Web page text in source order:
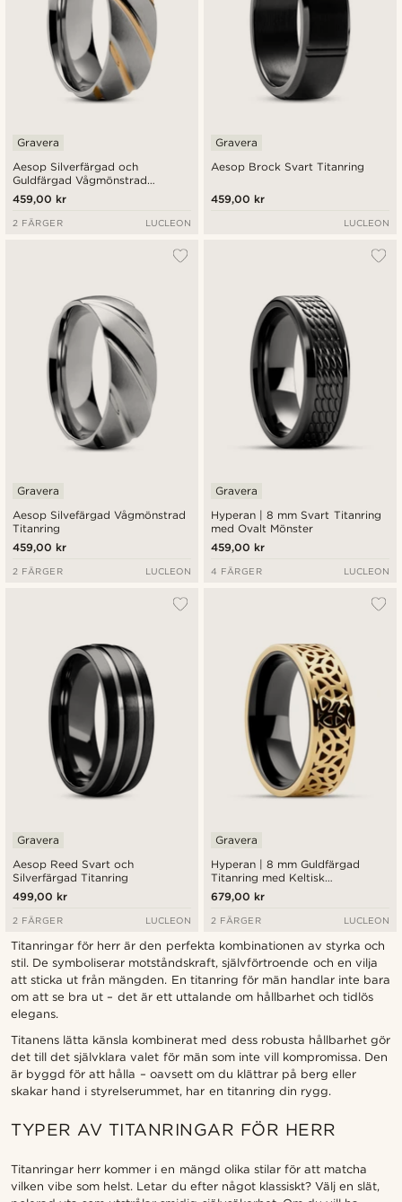
Aesop Silverfärgad och
Guldfärgad Vågmönstrad
Titanring
Gravera
459,00 kr
2 FÄRGER LUCLEON
Aesop Brock Svart Titanring
Gravera
459,00 kr
LUCLEON
Aesop Silvefärgad Vågmönstrad
Titanring
Gravera
459,00 kr
2 FÄRGER LUCLEON
Hyperan | 8 mm Svart Titanring
med Ovalt Mönster
Gravera
459,00 kr
4 FÄRGER LUCLEON
Aesop Reed Svart och
Silverfärgad Titanring
Gravera
499,00 kr
2 FÄRGER LUCLEON
Hyperan | 8 mm Guldfärgad
Titanring med Keltisk
Knutmönster
Gravera
679,00 kr
2 FÄRGER LUCLEON
Titanringar för herr är den perfekta kombinationen av styrka och
stil. De symboliserar motståndskraft, självförtroende och en vilja
att sticka ut från mängden. En titanring för män handlar inte bara
om att se bra ut – det är ett uttalande om hållbarhet och tidlös
elegans.
Titanens lätta känsla kombinerat med dess robusta hållbarhet gör
det till det självklara valet för män som inte vill kompromissa. Den
är byggd för att hålla – oavsett om du klättrar på berg eller
skakar hand i styrelserummet, har en titanring din rygg.
TYPER AV TITANRINGAR FÖR HERR
Titanringar herr kommer i en mängd olika stilar för att matcha
vilken vibe som helst. Letar du efter något klassiskt? Välj en slät,